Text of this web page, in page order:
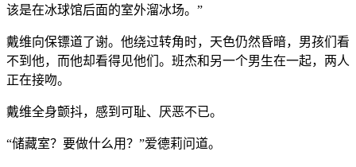
该是在冰球馆后面的室外溜冰场。”
戴维向保镖道了谢。他绕过转角时，天色仍然昏暗，男孩们看
不到他，而他却看得见他们。班杰和另一个男生在一起，两人
正在接吻。
戴维全身颤抖，感到可耻、厌恶不已。
“储藏室？要做什么用？”爱德莉问道。